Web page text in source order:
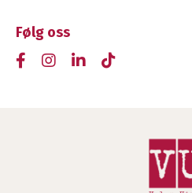
Følg oss